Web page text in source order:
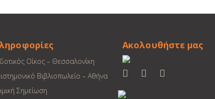
Οίκος – Θεσσαλονίκη
Βιβλιοπωλείο – Αθήνα
Σημείωση
Ακολουθήστε μας